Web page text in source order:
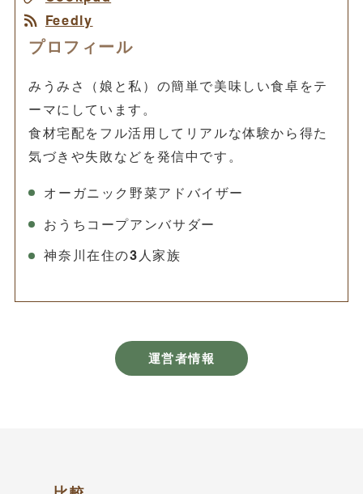
Feedly
プロフィール
みうみさ（娘と私）の簡単で美味しい食卓をテ
ーマにしています。
食材宅配をフル活用してリアルな体験から得た
気づきや失敗などを発信中です。
オーガニック野菜アドバイザー
おうちコープアンバサダー
神奈川在住の3人家族
運営者情報